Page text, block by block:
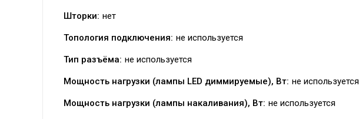
Шторки: нет
Топология подключения: не используется
Тип разъёма: не используется
Мощность нагрузки (лампы LED диммируемые), Вт: не используется
Мощность нагрузки (лампы накаливания), Вт: не используется